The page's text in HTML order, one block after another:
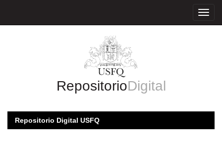
RepositorioDigital
Repositorio Digital USFQ